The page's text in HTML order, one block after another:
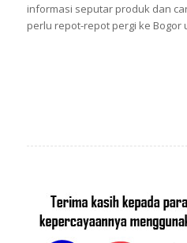
informasi seputar produk dan
perlu repot-repot pergi ke Bogor